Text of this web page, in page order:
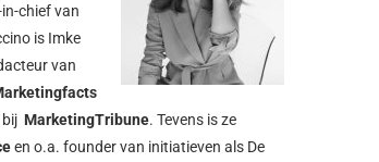
chief van
is Imke
van
MarketingTribune. Tevens is ze
en o.a. founder van initiatieven als De